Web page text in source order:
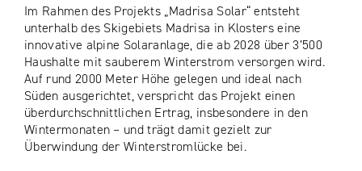
Im Rahmen des Projekts „Madrisa Solar“ entsteht
unterhalb des Skigebiets Madrisa in Klosters eine
innovative alpine Solaranlage, die ab 2028 über 3’500
Haushalte mit sauberem Winterstrom versorgen wird.
Auf rund 2000 Meter Höhe gelegen und ideal nach
Süden ausgerichtet, verspricht das Projekt einen
überdurchschnittlichen Ertrag, insbesondere in den
Wintermonaten – und trägt damit gezielt zur
Überwindung der Winterstromlücke bei.